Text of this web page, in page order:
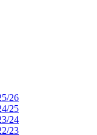
26
25
24
23